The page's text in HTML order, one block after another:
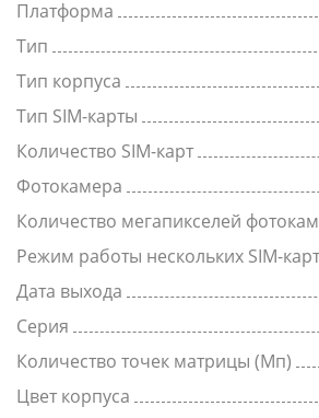
Платформа
Тип
Тип корпуса
Тип SIM-карты
Количество SIM-карт
Фотокамера
Количество мегапикселей
Режим работы нескольких SIM-карт
Дата выхода
Серия
Количество точек матрицы (Мп)
Цвет корпуса